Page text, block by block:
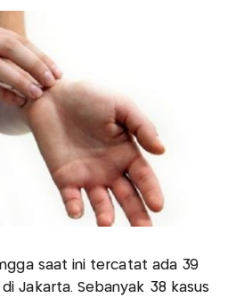
saat ini tercatat ada 39
Jakarta. Sebanyak 38 kasus